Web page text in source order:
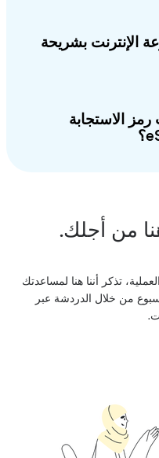
بشريحة
أجلك.
تذكر أننا هنا لمساعدتك
خلال الدردشة عبر